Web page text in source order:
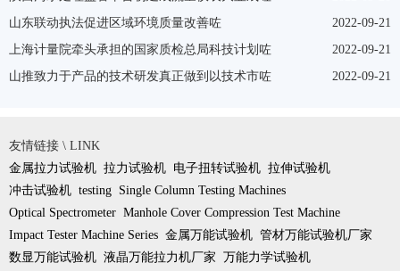
2022-09-21
山东联动执法促进区域环境质量改善咗
2022-09-21
上海计量院牵头承担的国家质检总局科技计划咗
2022-09-21
山推致力于产品的技术研发真正做到以技术市咗
友情链接 \ LINK
金属拉力试验机 拉力试验机 电子扭转试验机 拉伸试验机
冲击试验机 testing Single Column Testing Machines
Optical Spectrometer Manhole Cover Compression Test Machine
Impact Tester Machine Series 金属万能试验机 管材万能试验机厂家
数显万能试验机 液晶万能拉力机厂家 万能力学试验机